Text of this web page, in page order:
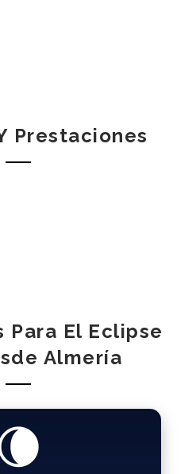
Prestaciones
Para El Eclipse
Almería